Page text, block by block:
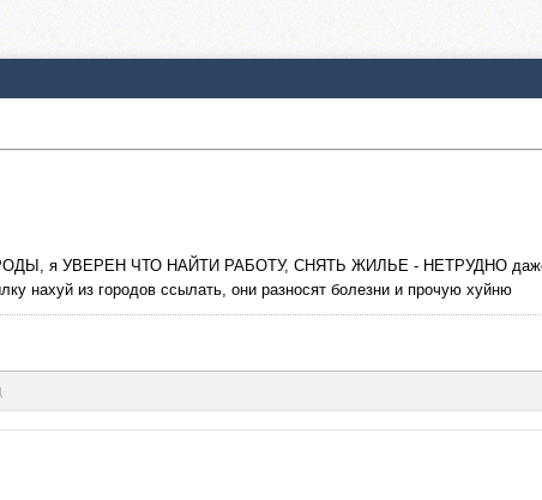
УВЕРЕН ЧТО НАЙТИ РАБОТУ, СНЯТЬ ЖИЛЬЕ - НЕТРУДНО даже в
нахуй из городов ссылать, они разносят болезни и прочую хуйню